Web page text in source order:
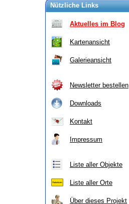
Nützliche Links
Aktuelles im Blog
Kartenansicht
Galerieansicht
Newsletter bestellen
Downloads
Kontakt
Impressum
Liste aller Objekte
Liste aller Orte
Über dieses Projekt